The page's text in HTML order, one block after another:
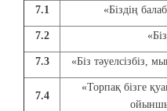
7.1 «Біздің
7.2
7.3 «Біз тәуелсізбіз,
7.4
«Торпақ бізге